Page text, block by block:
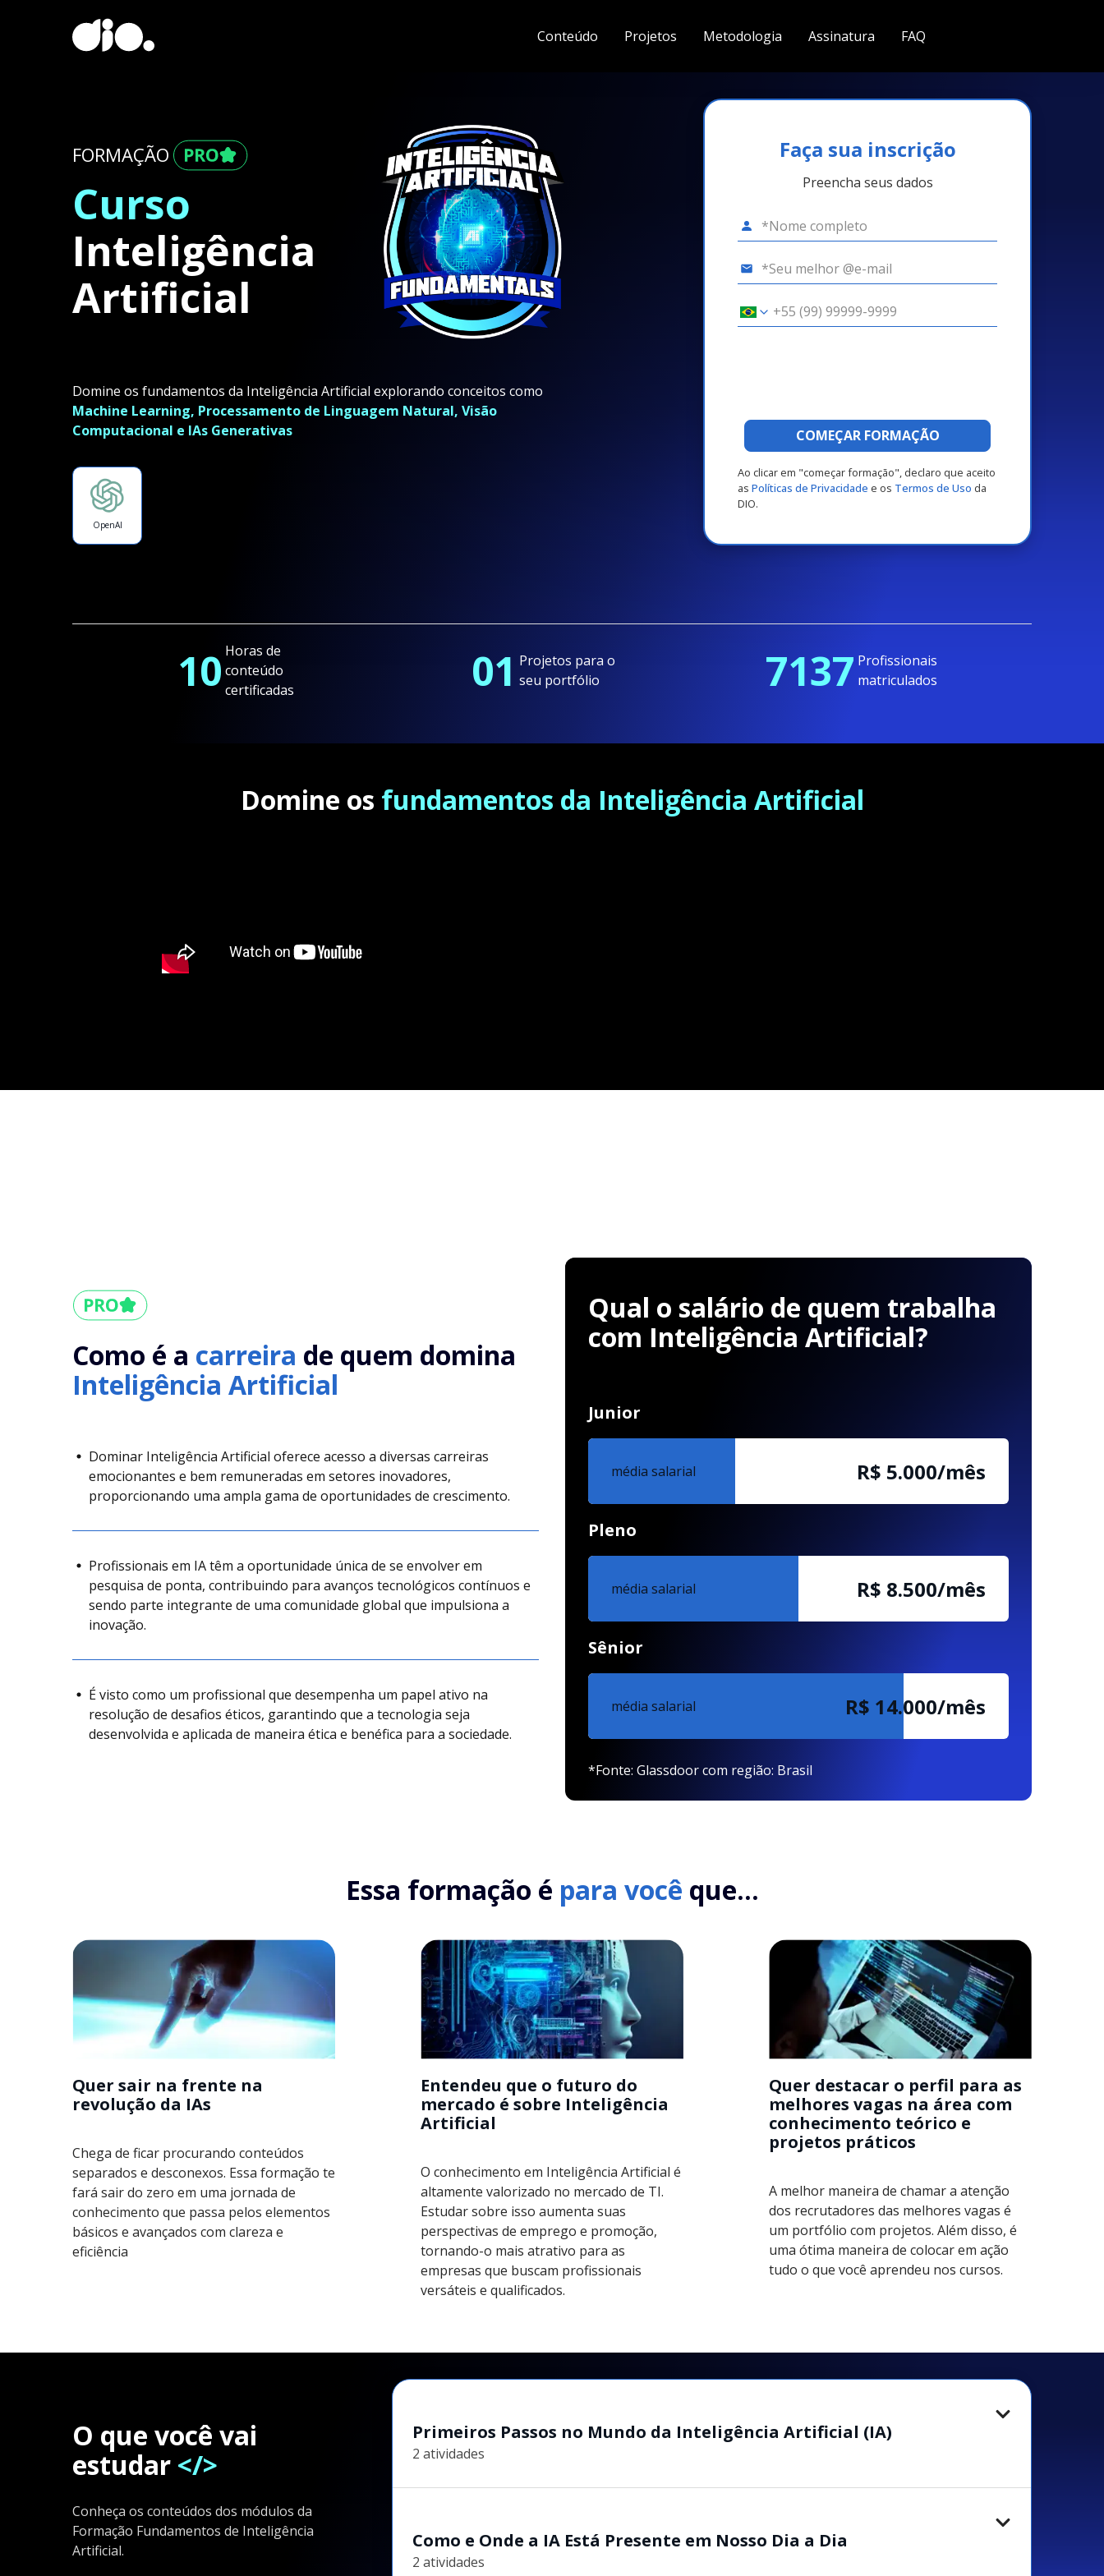
Conteúdo Projetos Metodologia Assinatura FAQ
FORMAÇÃO
Curso
Inteligência
Artificial
Domine os fundamentos da Inteligência Artificial explorando conceitos como
Machine Learning, Processamento de Linguagem Natural, Visão
Computacional e IAs Generativas
OpenAI
Faça sua inscrição
Preencha seus dados
COMEÇAR FORMAÇÃO
Ao clicar em "começar formação", declaro que aceito
as Políticas de Privacidade e os Termos de Uso da
DIO.
10 Horas de
conteúdo
certificadas
01 Projetos para o
seu portfólio
7137 Profissionais
matriculados
Domine os fundamentos da Inteligência Artificial
Como é a carreira de quem domina
Inteligência Artificial
Dominar Inteligência Artificial oferece acesso a diversas carreiras
emocionantes e bem remuneradas em setores inovadores,
proporcionando uma ampla gama de oportunidades de crescimento.
Profissionais em IA têm a oportunidade única de se envolver em
pesquisa de ponta, contribuindo para avanços tecnológicos contínuos e
sendo parte integrante de uma comunidade global que impulsiona a
inovação.
É visto como um profissional que desempenha um papel ativo na
resolução de desafios éticos, garantindo que a tecnologia seja
desenvolvida e aplicada de maneira ética e benéfica para a sociedade.
Qual o salário de quem trabalha
com Inteligência Artificial?
Junior
média salarial R$ 5.000/mês
Pleno
média salarial R$ 8.500/mês
Sênior
média salarial R$ 14.000/mês
*Fonte: Glassdoor com região: Brasil
Essa formação é para você que...
Quer sair na frente na
revolução da IAs
Chega de ficar procurando conteúdos
separados e desconexos. Essa formação te
fará sair do zero em uma jornada de
conhecimento que passa pelos elementos
básicos e avançados com clareza e
eficiência
Entendeu que o futuro do
mercado é sobre Inteligência
Artificial
O conhecimento em Inteligência Artificial é
altamente valorizado no mercado de TI.
Estudar sobre isso aumenta suas
perspectivas de emprego e promoção,
tornando-o mais atrativo para as
empresas que buscam profissionais
versáteis e qualificados.
Quer destacar o perfil para as
melhores vagas na área com
conhecimento teórico e
projetos práticos
A melhor maneira de chamar a atenção
dos recrutadores das melhores vagas é
um portfólio com projetos. Além disso, é
uma ótima maneira de colocar em ação
tudo o que você aprendeu nos cursos.
O que você vai
estudar </>
Conheça os conteúdos dos módulos da
Formação Fundamentos de Inteligência
Artificial.
Primeiros Passos no Mundo da Inteligência Artificial (IA)
2 atividades
Como e Onde a IA Está Presente em Nosso Dia a Dia
2 atividades